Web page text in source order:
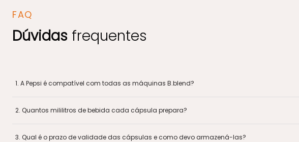
como transformar um prato simples em uma
experiência sensorial completa com aju
FAQ
Dúvidas frequentes
1. A Pepsi é compatível com todas as máquinas B.blend?
2. Quantos mililitros de bebida cada cápsula prepara?
3. Qual é o prazo de validade das cápsulas e como devo armazená-las?